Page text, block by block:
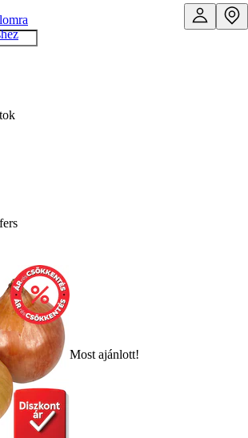
Most ajánlott!